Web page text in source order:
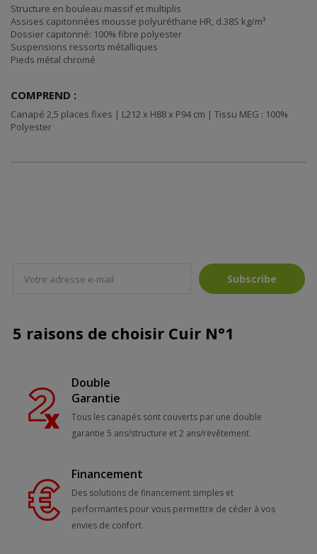
Structure en bouleau massif et multiplis
Assises capitonnées mousse polyuréthane HR, d.38S kg/m³
Dossier capitonné: 100% fibre polyester
Suspensions ressorts métalliques
Pieds métal chromé
COMPREND :
Canapé 2,5 places fixes | L212 x H88 x P94 cm | Tissu MEG : 100%
Polyester
Subscribe
5 raisons de choisir Cuir N°1
Double
Garantie
Tous les canapés sont couverts par une double
garantie 5 ans/structure et 2 ans/revêtement.
Financement
Des solutions de financement simples et
performantes pour vous permettre de céder à vos
envies de confort.